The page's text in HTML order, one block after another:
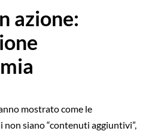
azione:
mostrato come le
siano “contenuti aggiuntivi”,